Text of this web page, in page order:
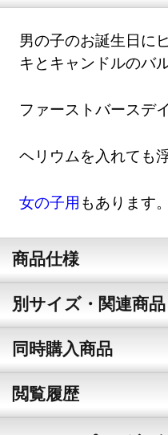
男の子のお誕生日に
キとキャンドルのバ
ファーストバースデ
ヘリウムを入れても
女の子用 もあります。
商品仕様
別サイズ・関連商品
同時購入商品
閲覧履歴